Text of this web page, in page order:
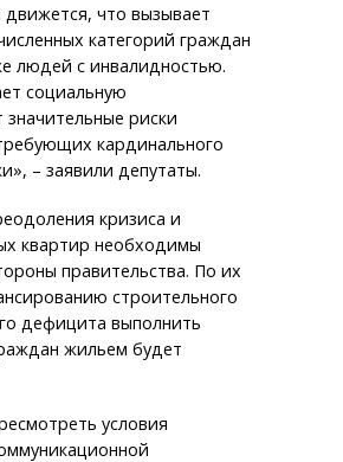
что вызывает
категорий граждан
людей с инвалидностью.
социальную
риски
кардинального
– заявили депутаты.
кризиса и
квартир необходимы
правительства. По их
строительного
дефицита выполнить
жильем будет
условия